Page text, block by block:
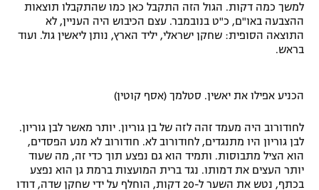
למשך כמה דקות. הגול הזה התקבל כאן כמו שהתקבלו תוצאות
ההצבעה באו"ם, כ"ט בנובמבר. עצם הכיבוש היה העניין, לא
התוצאה הסופית: שחקן ישראלי, יליד הארץ, נותן ליאשין גול. ועוד
בראש.
הכניע אפילו את יאשין. סטלמך (אסף קוטין)
לחודורוב היה מעמד זהה לזה של בן גוריון. יותר מאשר לבן גוריון.
לבן גוריון היו מתנגדים, לחודורוב לא. חודורוב לא מנע הפסדים,
הוא הציל מתבוסות. ותמיד הוא גם נפצע תוך כדי זה, מה שעוד
יותר העצים את דמותו. נגד ברית המועצות ברמת גן הוא נפצע
בכתף, נטש את השער ל-20 דקות, הוחלף על ידי שחקן שדה, דודו